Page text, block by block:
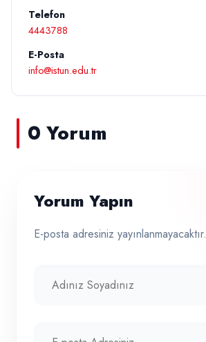
Telefon
4443788
E-Posta
info@istun.edu.tr
0 Yorum
Yorum Yapın
E-posta adresiniz yayınlanmayacaktır.